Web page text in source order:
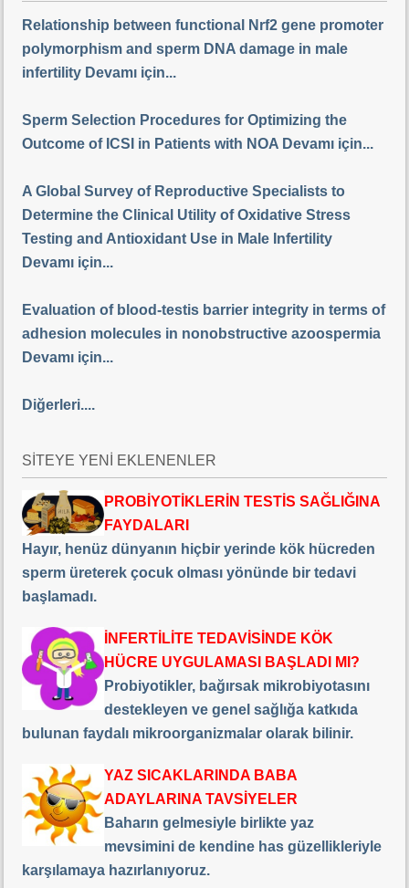
Relationship between functional Nrf2 gene promoter
polymorphism and sperm DNA damage in male
infertility Devamı için...
Sperm Selection Procedures for Optimizing the
Outcome of ICSI in Patients with NOA Devamı için...
A Global Survey of Reproductive Specialists to
Determine the Clinical Utility of Oxidative Stress
Testing and Antioxidant Use in Male Infertility
Devamı için...
Evaluation of blood-testis barrier integrity in terms of
adhesion molecules in nonobstructive azoospermia
Devamı için...
Diğerleri....
SİTEYE YENİ EKLENENLER
PROBİYOTİKLERİN TESTİS SAĞLIĞINA
FAYDALARI
Hayır, henüz dünyanın hiçbir yerinde kök hücreden
sperm üreterek çocuk olması yönünde bir tedavi
başlamadı.
İNFERTİLİTE TEDAVİSİNDE KÖK
HÜCRE UYGULAMASI BAŞLADI MI?
Probiyotikler, bağırsak mikrobiyotasını
destekleyen ve genel sağlığa katkıda
bulunan faydalı mikroorganizmalar olarak bilinir.
YAZ SICAKLARINDA BABA
ADAYLARINA TAVSİYELER
Baharın gelmesiyle birlikte yaz
mevsimini de kendine has güzellikleriyle
karşılamaya hazırlanıyoruz.